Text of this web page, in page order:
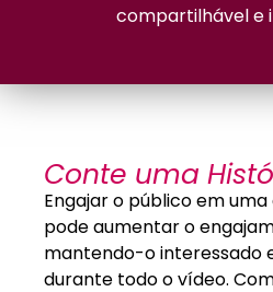
compartilhável e
Conte uma
Engajar o público em
pode aumentar o
mantendo-o interessado
durante todo o vídeo.